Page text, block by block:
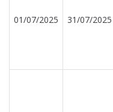
01/07/2025 31/07/2025